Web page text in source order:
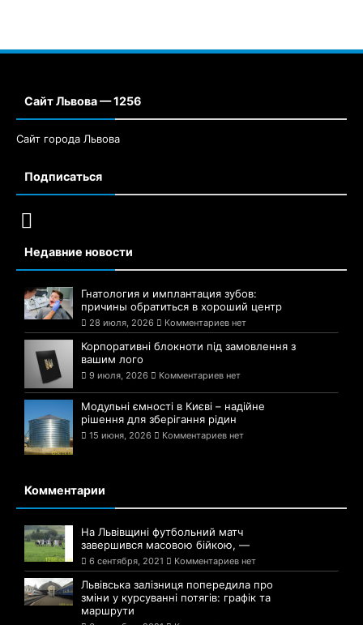
Сайт Львова — 1256
Сайт города Львова
Подписаться
Недавние новости
Гнатология и имплантация зубов:
причины обратиться в хороший центр
28 июля, 2026 Комментариев нет
Корпоративні блокноти під замовлення з
вашим лого
9 июля, 2026 Комментариев нет
Модульні ємності в Києві – надійне
рішення для зберігання рідин
15 июня, 2026 Комментариев нет
Комментарии
На Львівщині футбольний матч
завершився масовою бійкою, —
6 сентября, 2021 Комментариев нет
Львівська залізниця попередила про
зміни у курсуванні потягів: графік та
маршрути